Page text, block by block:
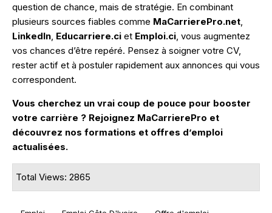
question de chance, mais de stratégie. En combinant
plusieurs sources fiables comme MaCarrierePro.net,
LinkedIn, Educarriere.ci et Emploi.ci, vous augmentez
vos chances d’être repéré. Pensez à soigner votre CV,
rester actif et à postuler rapidement aux annonces qui vous
correspondent.
Vous cherchez un vrai coup de pouce pour booster
votre carrière ? Rejoignez MaCarrierePro et
découvrez nos formations et offres d’emploi
actualisées.
Total Views: 2865